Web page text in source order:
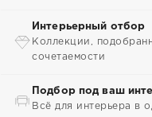
Интерьерный отбор
Коллекции,
сочетаемости
Подбор под ваш
Всё для интерьера в